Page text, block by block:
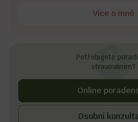
Více o mně
Potřebujete
stravováním?
Online
Osobní